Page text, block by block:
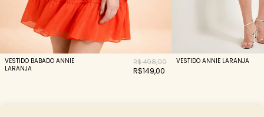
VESTIDO BABADO ANNIE
LARANJA
R$ 498,00
R$149,00
VESTIDO ANNIE LARANJA